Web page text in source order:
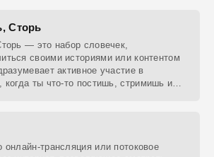
Сторь
— это набор словечек,
своими историями или контентом
активное участие в
ты что-то постишь, стримишь или
трансляция или потоковое